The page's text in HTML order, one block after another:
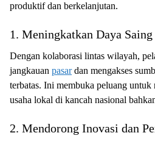
produktif dan berkelanjutan.
1. Meningkatkan Daya
Dengan kolaborasi lintas wilayah,
jangkauan pasardan mengakses
terbatas. Ini membuka peluang untuk
usaha lokal di kancah nasional
2. Mendorong Inovasi dan